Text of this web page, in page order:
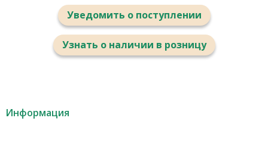
Уведомить о поступлении
Узнать о наличии в розницу
Информация